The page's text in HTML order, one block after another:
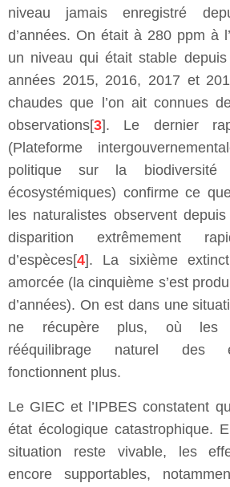
niveau jamais enregistré
d’années. On était à 280 ppm à
un niveau qui était stable
années 2015, 2016, 2017 et
chaudes que l’on ait connues
observations[3]. Le dernier
(Plateforme
politique sur la
écosystémiques) confirme ce
les naturalistes observent
disparition extrêmement
d’espèces[4]. La sixième
amorcée (la cinquième s’est
d’années). On est dans une
ne récupère plus, où les
rééquilibrage naturel des
fonctionnent plus.
Le GIEC et l’IPBES constatent
état écologique catastrophique.
situation reste vivable, les
encore supportables,